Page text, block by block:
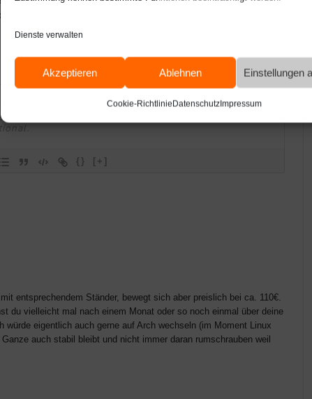
Dienste verwalten
Akzeptieren Ablehnen Einstellungen
Cookie-RichtlinieDatenschutzImpressum
Pacaur oder Yay? Der
AUR-Helper?
Neuer GPG-Key für Spotify unter
{} [+]
entsprechendem Ständer, bewegt sich aber preislich bei ca. 110€.
du vielleicht mal nach einem Monat oder so noch einmal über deine
würde eigentlich auch gerne auf Arch wechseln (im Moment Linux
auch stabil bleibt und nicht immer daran rumschrauben weil